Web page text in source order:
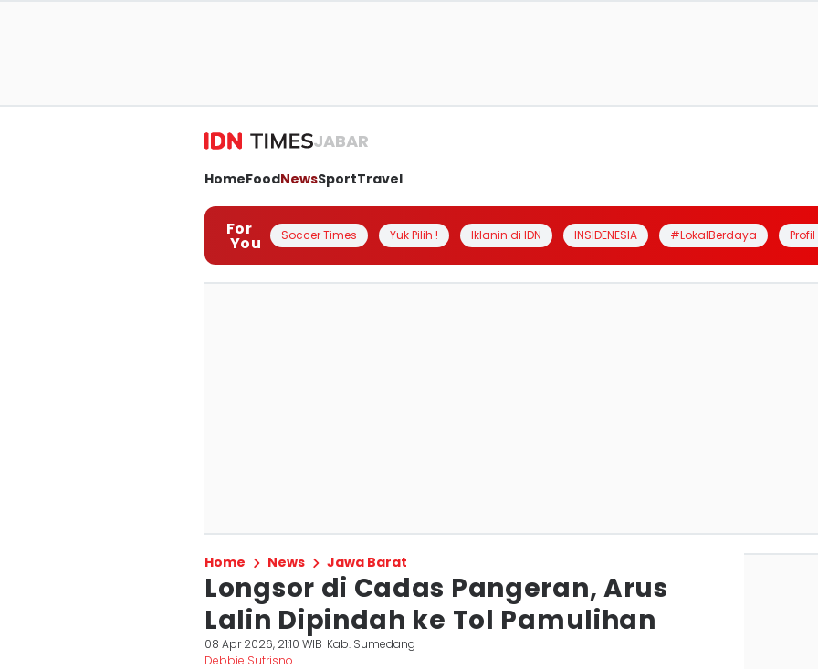
JABAR
HomeFoodNewsSportTravel
For
You Soccer Times Yuk Pilih ! Iklanin di IDN INSIDENESIA #LokalBerdaya
Home News Jawa Barat
Longsor di Cadas Pangeran, Arus
Lalin Dipindah ke Tol Pamulihan
08 Apr 2026, 21:10 WIB Kab. Sumedang
Debbie Sutrisno